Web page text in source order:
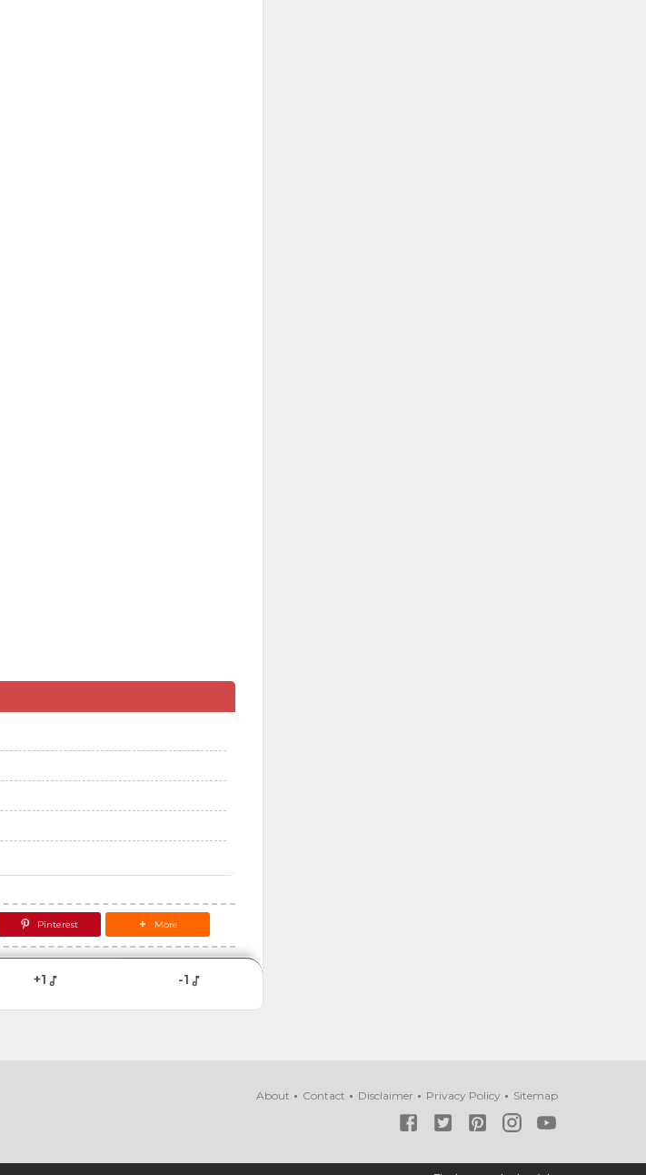
Pinterest More
+1 -1
About Contact Disclaimer Privacy Policy Sitemap